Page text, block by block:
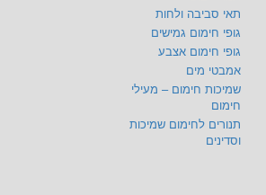
תאי סביבה ולחות
גופי חימום גמישים
גופי חימום אצבע
אמבטי מים
שמיכות חימום – מעילי
חימום
תנורים לחימום שמיכות
וסדינים